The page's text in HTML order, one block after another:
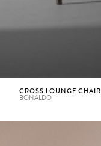
CROSS LOUNGE CHAIR
BONALDO